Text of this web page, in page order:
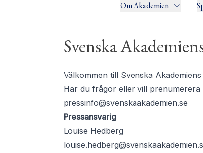
Om Akademien
Svenska
Välkommen till Svenska
Har du frågor eller vill prenumerera
pressinfo@svenskaakademien.se
Pressansvarig
Louise Hedberg